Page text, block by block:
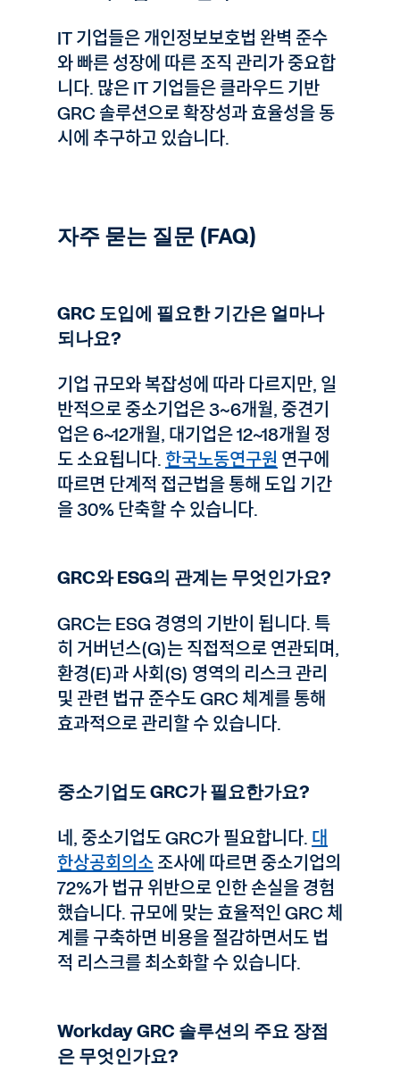
IT 기업들은 개인정보보호법 완벽 준수
와 빠른 성장에 따른 조직 관리가 중요합
니다. 많은 IT 기업들은 클라우드 기반
GRC 솔루션으로 확장성과 효율성을 동
시에 추구하고 있습니다.
자주 묻는 질문 (FAQ)
GRC 도입에 필요한 기간은 얼마나
되나요?
기업 규모와 복잡성에 따라 다르지만, 일
반적으로 중소기업은 3~6개월, 중견기
업은 6~12개월, 대기업은 12~18개월 정
도 소요됩니다. 한국노동연구원 연구에
따르면 단계적 접근법을 통해 도입 기간
을 30% 단축할 수 있습니다.
GRC와 ESG의 관계는 무엇인가요?
GRC는 ESG 경영의 기반이 됩니다. 특
히 거버넌스(G)는 직접적으로 연관되며,
환경(E)과 사회(S) 영역의 리스크 관리
및 관련 법규 준수도 GRC 체계를 통해
효과적으로 관리할 수 있습니다.
중소기업도 GRC가 필요한가요?
네, 중소기업도 GRC가 필요합니다. 대
한상공회의소조사에 따르면 중소기업의
72%가 법규 위반으로 인한 손실을 경험
했습니다. 규모에 맞는 효율적인 GRC 체
계를 구축하면 비용을 절감하면서도 법
적 리스크를 최소화할 수 있습니다.
Workday GRC 솔루션의 주요 장점
은 무엇인가요?